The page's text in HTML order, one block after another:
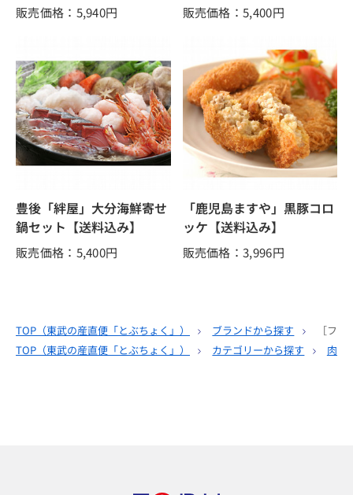
販売価格：5,940円 販売価格：5,400円
豊後「絆屋」大分海鮮寄せ
鍋セット【送料込み】
販売価格：5,400円
「鹿児島ますや」黒豚コロ
ッケ【送料込み】
販売価格：3,996円
TOP（東武の産直便「とぶちょく」 ） ブランドから探す
［フ
TOP（東武の産直便「とぶちょく」 ） カテゴリーから探す 肉・